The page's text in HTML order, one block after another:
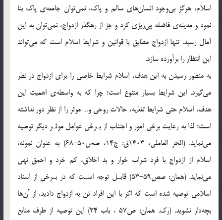
اسلام، هرگز بي‌وجود انسان‌هاي سالم و پاك، نمي‌توان جامعه‌ي پاك بنا
نمود و مدينه‌ي فاضله پي‌ريزي كرد و جز از رهگذر ازدواج، نمي‌توان به اين
آمال رسيد. تنها ازدواج مطابق با قوانين و شرايط اسلام است كه مي‌تواند
اين انتظار را برآورده سازد.
به منظور رسيدن به اين هدف، اسلام شرايط خاصي را براي ازدواج در نظر
مي‌گيرد. اين شرايط بسيار متنوع است؛ چرا كه به واسطه‌ي اهميت اين
هدف، اسلام حتي شرايط تغذيه، حالات روحي و… موثر را از نظر دور نداشته
است؛ لذا به رعايت برخي امور و اجتناب از بـرخي عوامل موثـر ديگر توصيه
مي‌نمايد. (الحر العاملي، 1403ق: ج14، صص50-68) به عنوان نمونه،
اسلام از ازدواج با فرد شراب خوار و بد اخلاق، كم خرد و احمق نهي
مي‌نمايد. (همان: صص59-53) قابـل توجه اسـت كه در بـرخي از اسناد
اسلامي توصيه شده است كه اگر با اين افراد تن به ازدواج داديد، از آن‌ها
بچه‌دار نشويد. (رك. همان: ص57 ، باب 34) اين توصيه از طرف منابع